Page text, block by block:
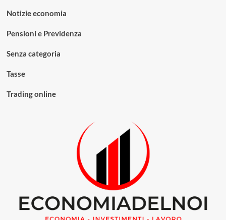
Notizie economia
Pensioni e Previdenza
Senza categoria
Tasse
Trading online